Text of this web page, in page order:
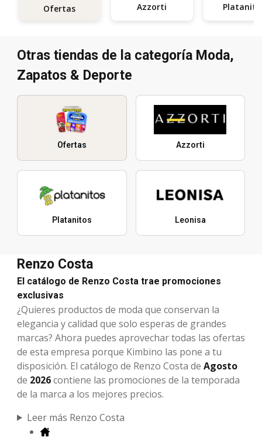
Ofertas Azzorti
Otras tiendas de la categoría Moda,
Zapatos & Deporte
Ofertas Azzorti
Platanitos Leonisa
Renzo Costa
El catálogo de Renzo Costa trae promociones
exclusivas
¿Quieres productos de moda que conservan la
elegancia y calidad que solo esperas de grandes
marcas? Ahora puedes aprovechar todas las ofertas
de esta empresa porque Kimbino las pone a tu
disposición. El catálogo de Renzo Costa de Agosto
de 2026contiene las promociones de la temporada
de la marca a los mejores precios.
Leer más Renzo Costa